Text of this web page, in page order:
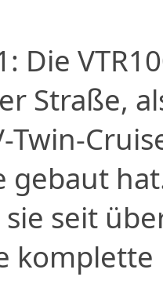
Die
Straße,
Twin-
gebaut
seit